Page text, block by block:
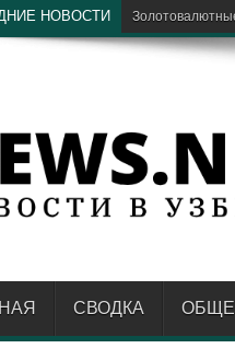
НОВОСТИ
СВОДКА